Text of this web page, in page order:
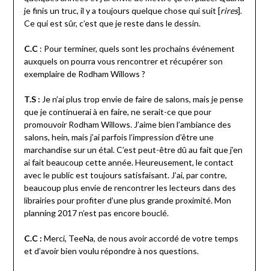
je finis un truc, il y a toujours quelque chose qui suit [rires].
Ce qui est sûr, c’est que je reste dans le dessin.
C.C: Pour terminer, quels sont les prochains événement
auxquels on pourra vous rencontrer et récupérer son
exemplaire de Rodham Willows ?
T.S : Je n’ai plus trop envie de faire de salons, mais je pense
que je continuerai à en faire, ne serait-ce que pour
promouvoir Rodham Willows. J’aime bien l’ambiance des
salons, hein, mais j’ai parfois l’impression d’être une
marchandise sur un étal. C’est peut-être dû au fait que j’en
ai fait beaucoup cette année. Heureusement, le contact
avec le public est toujours satisfaisant. J’ai, par contre,
beaucoup plus envie de rencontrer les lecteurs dans des
librairies pour profiter d’une plus grande proximité. Mon
planning 2017 n’est pas encore bouclé.
C.C : Merci, TeeNa, de nous avoir accordé de votre temps
et d’avoir bien voulu répondre à nos questions.